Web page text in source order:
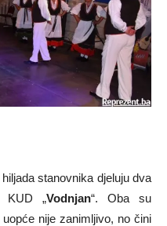
stanovnika djeluju dva
KUD „Vodnjan“. Oba su
nije zanimljivo, no čini